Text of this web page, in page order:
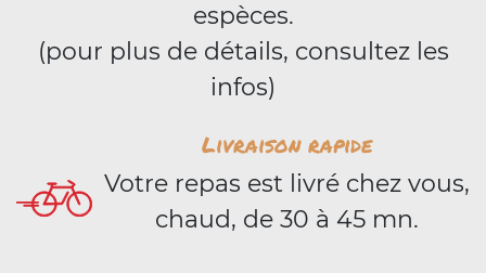
espèces.
(pour plus de détails, consultez les
infos)
Livraison rapide
Votre repas est livré chez vous,
chaud, de 30 à 45 mn.